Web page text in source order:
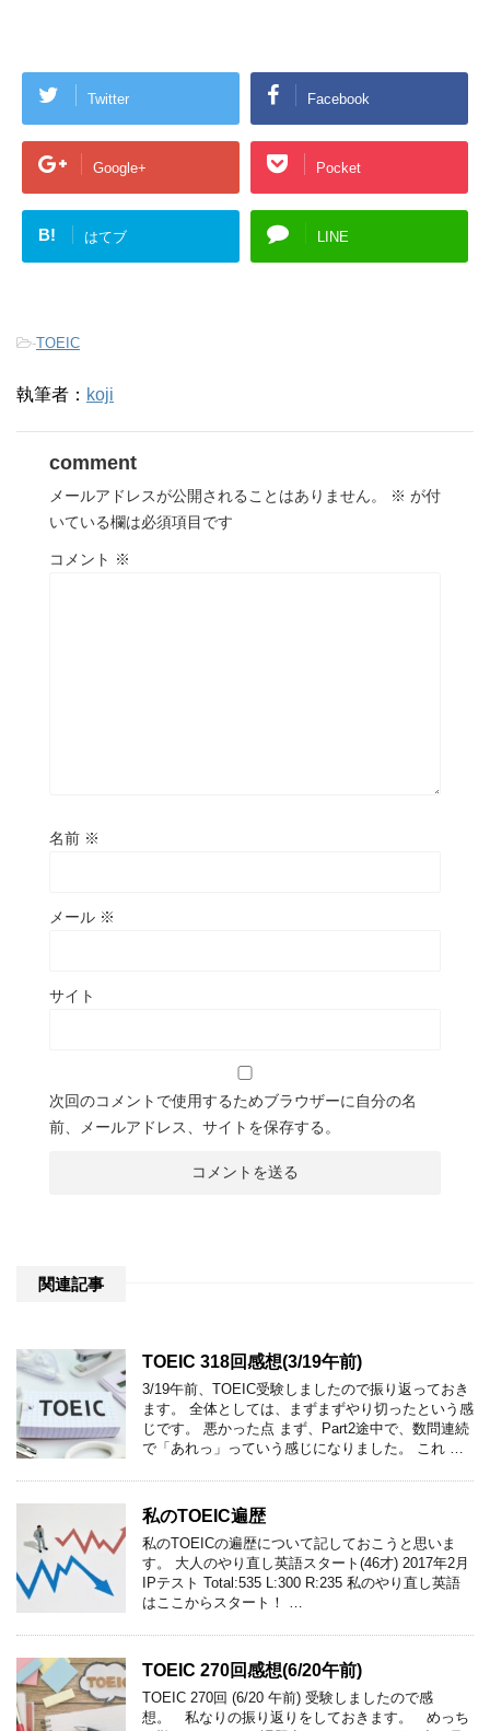
Twitter Facebook
Google+ Pocket
B! はてブ LINE
-TOEIC
執筆者： koji
comment
メールアドレスが公開されることはありません。 ※ が付
いている欄は必須項目です
コメント ※
名前 ※
メール ※
サイト
次回のコメントで使用するためブラウザーに自分の名
前、メールアドレス、サイトを保存する。
関連記事
TOEIC 318回感想(3/19午前)
3/19午前、TOEIC受験しましたので振り返っておき
ます。 全体としては、まずまずやり切ったという感
じです。 悪かった点 まず、Part2途中で、数問連続
で「あれっ」っていう感じになりました。 これ …
私のTOEIC遍歴
私のTOEICの遍歴について記しておこうと思いま
す。 大人のやり直し英語スタート(46才) 2017年2月
IPテスト Total:535 L:300 R:235 私のやり直し英語
はここからスタート！ …
TOEIC 270回感想(6/20午前)
TOEIC 270回 (6/20 午前) 受験しましたので感
想。 私なりの振り返りをしておきます。 めっち